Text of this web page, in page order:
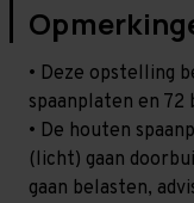
• Deze opstelling
spaanplaten en 72
• De houten
(licht) gaan
gaan belasten,